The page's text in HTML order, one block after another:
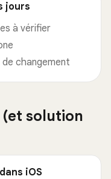
jours
à vérifier
changement
solution
iOS